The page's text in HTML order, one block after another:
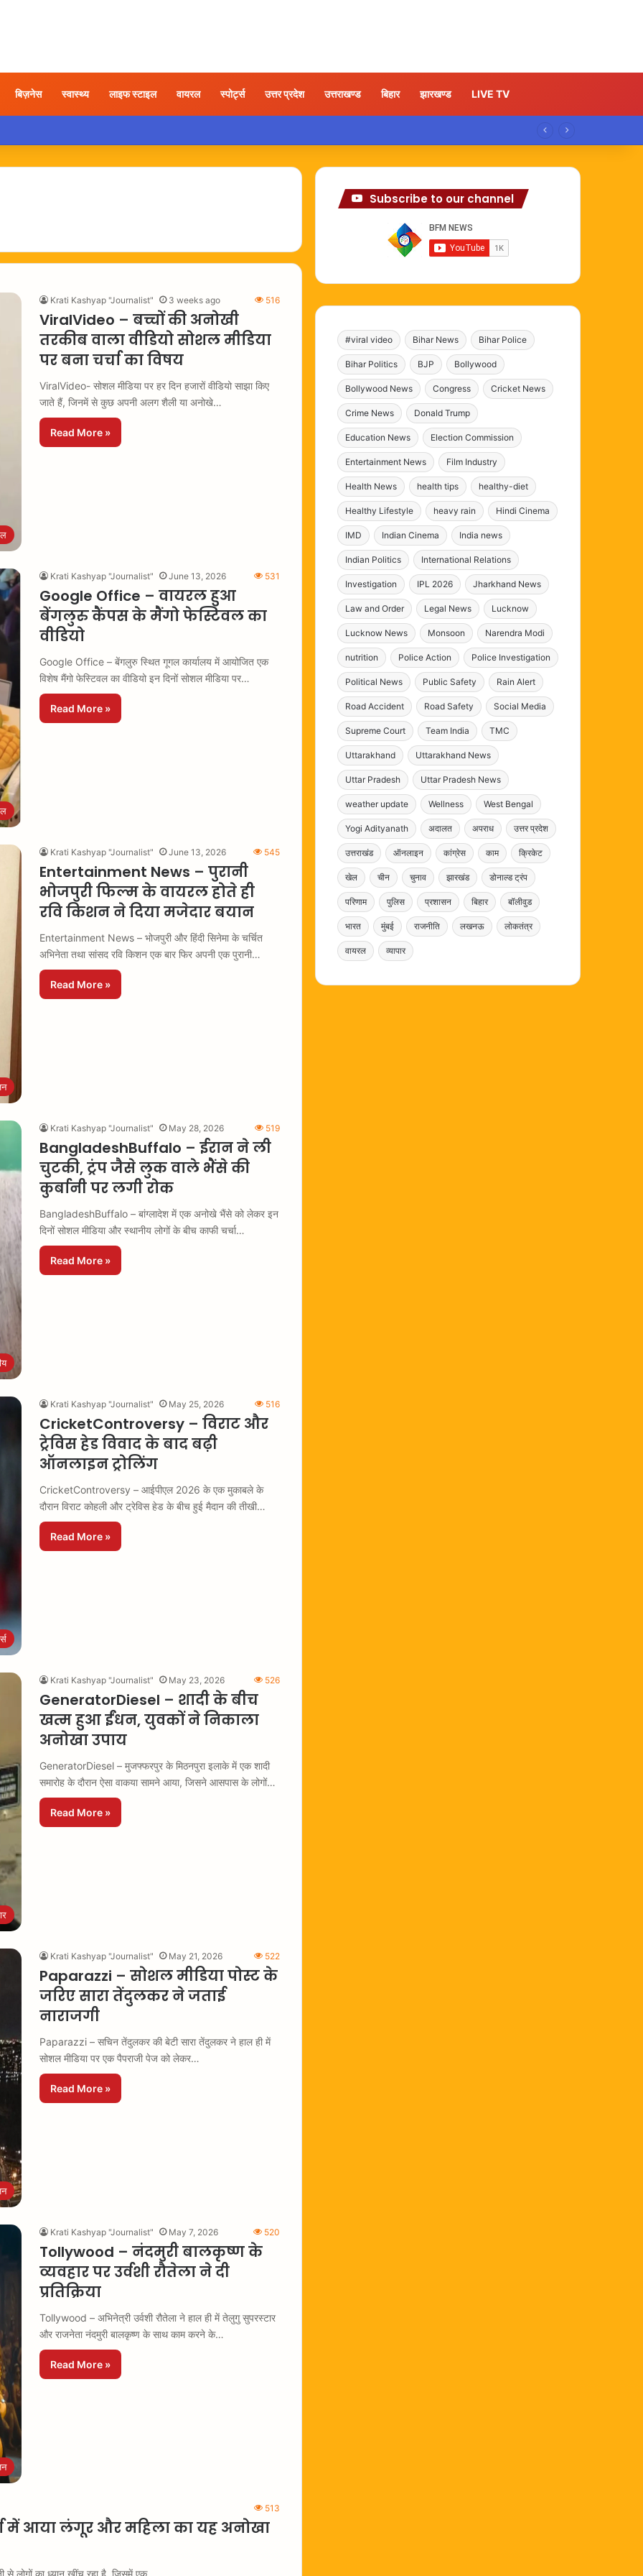
बिज़नेस स्वास्थ्य लाइफ स्टाइल वायरल स्पोर्ट्स उत्तर प्रदेश उत्तराखण्ड बिहार झारखण्ड LIVE TV
Krati Kashyap "Journalist" 3 weeks ago 516
ViralVideo – बच्चों की अनोखी
तरकीब वाला वीडियो सोशल मीडिया
पर बना चर्चा का विषय
ViralVideo- सोशल मीडिया पर हर दिन हजारों वीडियो साझा किए
जाते हैं, जिनमें से कुछ अपनी अलग शैली या अनोखे…
Read More »
Krati Kashyap "Journalist" June 13, 2026 531
Google Office – वायरल हुआ
बेंगलुरु कैंपस के मैंगो फेस्टिवल का
वीडियो
Google Office – बेंगलुरु स्थित गूगल कार्यालय में आयोजित एक
विशेष मैंगो फेस्टिवल का वीडियो इन दिनों सोशल मीडिया पर…
Read More »
Krati Kashyap "Journalist" June 13, 2026 545
Entertainment News – पुरानी
भोजपुरी फिल्म के वायरल होते ही
रवि किशन ने दिया मजेदार बयान
Entertainment News – भोजपुरी और हिंदी सिनेमा के चर्चित
अभिनेता तथा सांसद रवि किशन एक बार फिर अपनी एक पुरानी…
Read More »
Krati Kashyap "Journalist" May 28, 2026 519
BangladeshBuffalo – ईरान ने ली
चुटकी, ट्रंप जैसे लुक वाले भैंसे की
कुर्बानी पर लगी रोक
BangladeshBuffalo – बांग्लादेश में एक अनोखे भैंसे को लेकर इन
दिनों सोशल मीडिया और स्थानीय लोगों के बीच काफी चर्चा…
Read More »
Krati Kashyap "Journalist" May 25, 2026 516
CricketControversy – विराट और
ट्रेविस हेड विवाद के बाद बढ़ी
ऑनलाइन ट्रोलिंग
CricketControversy – आईपीएल 2026 के एक मुकाबले के
दौरान विराट कोहली और ट्रेविस हेड के बीच हुई मैदान की तीखी…
Read More »
Krati Kashyap "Journalist" May 23, 2026 526
GeneratorDiesel – शादी के बीच
खत्म हुआ ईंधन, युवकों ने निकाला
अनोखा उपाय
GeneratorDiesel – मुजफ्फरपुर के मिठनपुरा इलाके में एक शादी
समारोह के दौरान ऐसा वाकया सामने आया, जिसने आसपास के लोगों…
Read More »
Krati Kashyap "Journalist" May 21, 2026 522
Paparazzi – सोशल मीडिया पोस्ट के
जरिए सारा तेंदुलकर ने जताई
नाराजगी
Paparazzi – सचिन तेंदुलकर की बेटी सारा तेंदुलकर ने हाल ही में
सोशल मीडिया पर एक पैपराजी पेज को लेकर…
Read More »
Krati Kashyap "Journalist" May 7, 2026 520
Tollywood – नंदमुरी बालकृष्ण के
व्यवहार पर उर्वशी रौतेला ने दी
प्रतिक्रिया
Tollywood – अभिनेत्री उर्वशी रौतेला ने हाल ही में तेलुगु सुपरस्टार
और राजनेता नंदमुरी बालकृष्ण के साथ काम करने के…
Read More »
513
में आया लंगूर और महिला का यह अनोखा
से लोगों का ध्यान खींच रहा है, जिसमें एक…
Subscribe to our channel
#viral video Bihar News Bihar Police
Bihar Politics BJP Bollywood
Bollywood News Congress Cricket News
Crime News Donald Trump
Education News Election Commission
Entertainment News Film Industry
Health News health tips healthy-diet
Healthy Lifestyle heavy rain Hindi Cinema
IMD Indian Cinema India news
Indian Politics International Relations
Investigation IPL 2026 Jharkhand News
Law and Order Legal News Lucknow
Lucknow News Monsoon Narendra Modi
nutrition Police Action Police Investigation
Political News Public Safety Rain Alert
Road Accident Road Safety Social Media
Supreme Court Team India TMC
Uttarakhand Uttarakhand News
Uttar Pradesh Uttar Pradesh News
weather update Wellness West Bengal
Yogi Adityanath अदालत अपराध उत्तर प्रदेश
उत्तराखंड ऑनलाइन कांग्रेस काम क्रिकेट
खेल चीन चुनाव झारखंड डोनाल्ड ट्रंप
परिणाम पुलिस प्रशासन बिहार बॉलीवुड
भारत मुंबई राजनीति लखनऊ लोकतंत्र
वायरल व्यापार